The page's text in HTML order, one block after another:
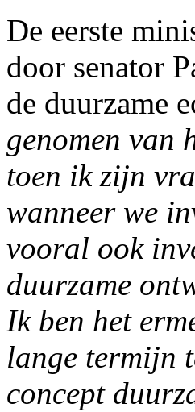
De eerste
door senator
de duurzame
genomen van
toen ik zijn
wanneer we
vooral ook
duurzame
Ik ben het
lange termijn
concept